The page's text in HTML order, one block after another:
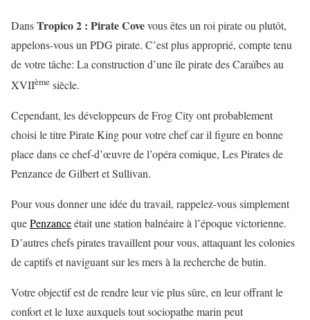
DansTropico 2 : Pirate Covevous êtes un roi pirate ou plutôt,
appelons-vous un PDG pirate. C’est plus approprié, compte tenu
de votre tâche: La construction d’une île pirate des Caraïbes au
XVIIème siècle.
Cependant, les développeurs de Frog City ont probablement
choisi le titre Pirate King pour votre chef car il figure en bonne
place dans ce chef-d’œuvre de l’opéra comique, Les Pirates de
Penzance de Gilbert et Sullivan.
Pour vous donner une idée du travail, rappelez-vous simplement
quePenzanceétait une station balnéaire à l’époque victorienne.
D’autres chefs pirates travaillent pour vous, attaquant les colonies
de captifs et naviguant sur les mers à la recherche de butin.
Votre objectif est de rendre leur vie plus sûre, en leur offrant le
confort et le luxe auxquels tout sociopathe marin peut